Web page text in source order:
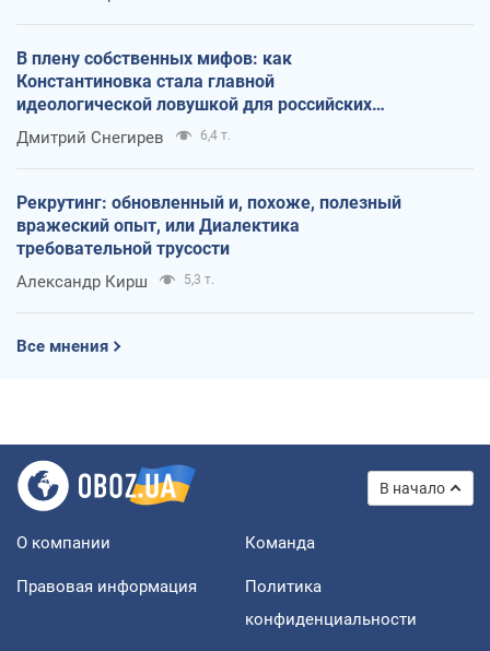
В плену собственных мифов: как
Константиновка стала главной
идеологической ловушкой для российских
оккупантов
Дмитрий Снегирев 6,4 т.
Рекрутинг: обновленный и, похоже, полезный
вражеский опыт, или Диалектика
требовательной трусости
Александр Кирш 5,3 т.
Все мнения
В начало
О компании Команда
Правовая информация
Политика
конфиденциальности